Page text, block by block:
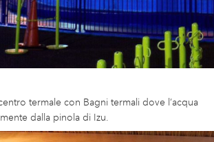
termale con Bagni termali dove l’acqua
dalla pinola di Izu.